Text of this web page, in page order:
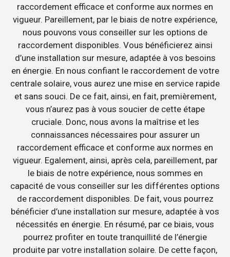
raccordement efficace et conforme aux normes en
vigueur. Pareillement, par le biais de notre expérience,
nous pouvons vous conseiller sur les options de
raccordement disponibles. Vous bénéficierez ainsi
d’une installation sur mesure, adaptée à vos besoins
en énergie. En nous confiant le raccordement de votre
centrale solaire, vous aurez une mise en service rapide
et sans souci. De ce fait, ainsi, en fait, premièrement,
vous n’aurez pas à vous soucier de cette étape
cruciale. Donc, nous avons la maîtrise et les
connaissances nécessaires pour assurer un
raccordement efficace et conforme aux normes en
vigueur. Egalement, ainsi, après cela, pareillement, par
le biais de notre expérience, nous sommes en
capacité de vous conseiller sur les différentes options
de raccordement disponibles. De fait, vous pourrez
bénéficier d’une installation sur mesure, adaptée à vos
nécessités en énergie. En résumé, par ce biais, vous
pourrez profiter en toute tranquillité de l’énergie
produite par votre installation solaire. De cette façon,